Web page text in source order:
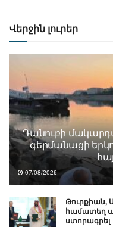
Վերջին լուրեր
Դանուբի
գերմանացի
07/08/2026
Թուրքիան,
համատեղ
ստորագրել